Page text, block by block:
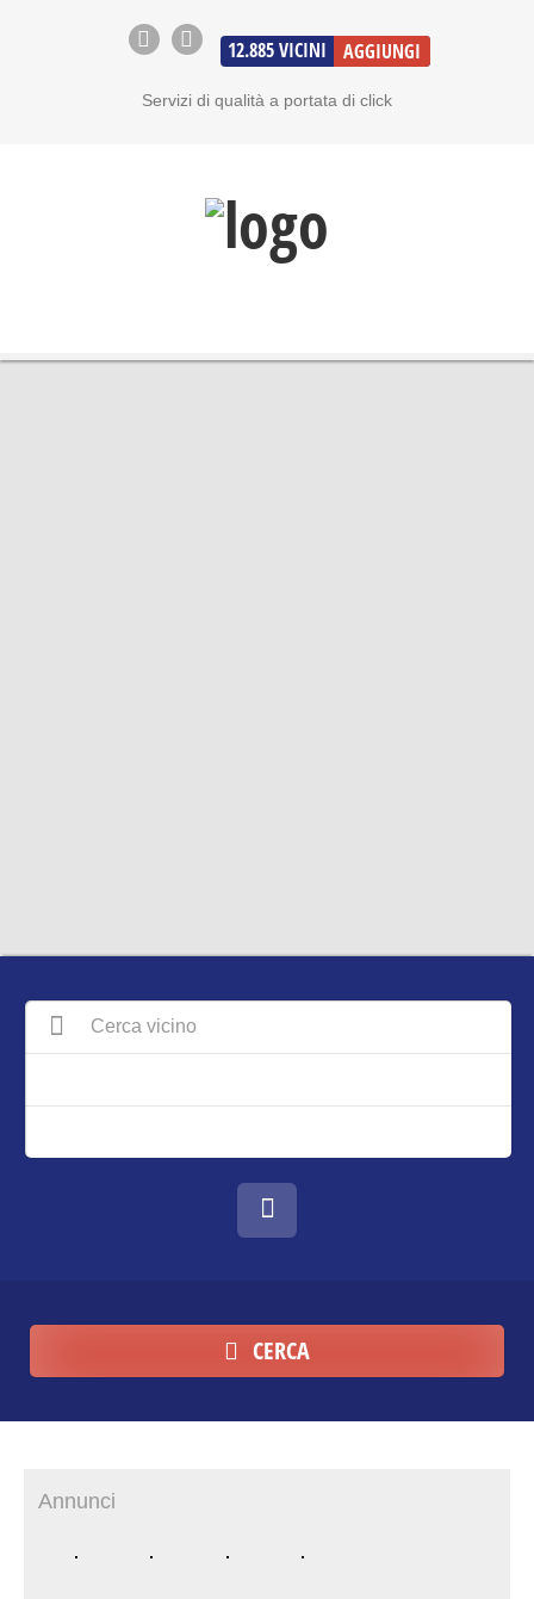
12.885 VICINI AGGIUNGI
Servizi di qualità a portata di click
CERCA
Annunci